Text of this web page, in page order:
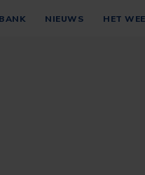
NIEUWS HET